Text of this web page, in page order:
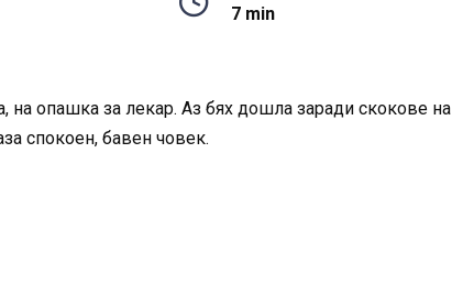
7 min
опашка за лекар. Аз бях дошла заради скокове
спокоен, бавен човек.